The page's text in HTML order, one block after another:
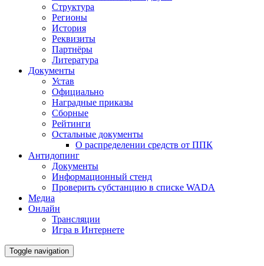
Структура
Регионы
История
Реквизиты
Партнёры
Литература
Документы
Устав
Официально
Наградные приказы
Сборные
Рейтинги
Остальные документы
О распределении средств от ППК
Антидопинг
Документы
Информационный стенд
Проверить субстанцию в списке WADA
Медиа
Онлайн
Трансляции
Игра в Интернете
Toggle navigation